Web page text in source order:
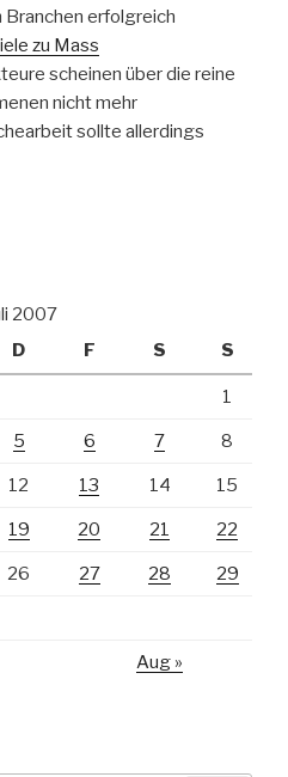
Branchen erfolgreich
zu Mass
scheinen über die reine
nicht mehr
sollte allerdings
2007
D F S S
1
5 6 7 8
12 13 14 15
19 20 21 22
26 27 28 29
Aug »